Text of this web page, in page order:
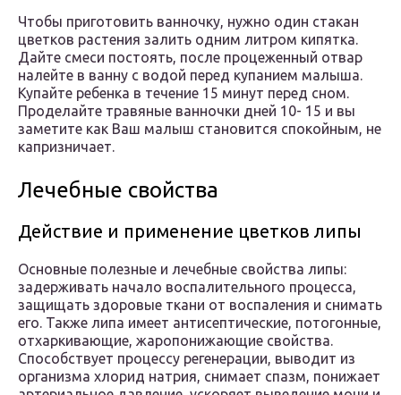
Чтобы приготовить ванночку, нужно один стакан
цветков растения залить одним литром кипятка.
Дайте смеси постоять, после процеженный отвар
налейте в ванну с водой перед купанием малыша.
Купайте ребенка в течение 15 минут перед сном.
Проделайте травяные ванночки дней 10- 15 и вы
заметите как Ваш малыш становится спокойным, не
капризничает.
Лечебные свойства
Действие и применение цветков липы
Основные полезные и лечебные свойства липы:
задерживать начало воспалительного процесса,
защищать здоровые ткани от воспаления и снимать
его. Также липа имеет антисептические, потогонные,
отхаркивающие, жаропонижающие свойства.
Способствует процессу регенерации, выводит из
организма хлорид натрия, снимает спазм, понижает